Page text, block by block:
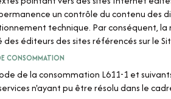
un contrôle du contenu
technique. Par conséquent,
des éditeurs des sites référencés sur le
CONSOMMATION
de la consommation L611-1 et
n'ayant pu être résolu dans le